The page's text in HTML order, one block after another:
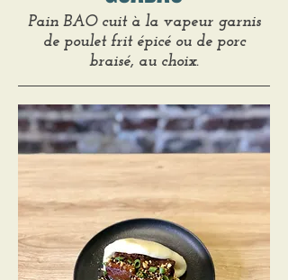
Pain BAO cuit à la vapeur garnis
de poulet frit épicé ou de porc
braisé, au choix.